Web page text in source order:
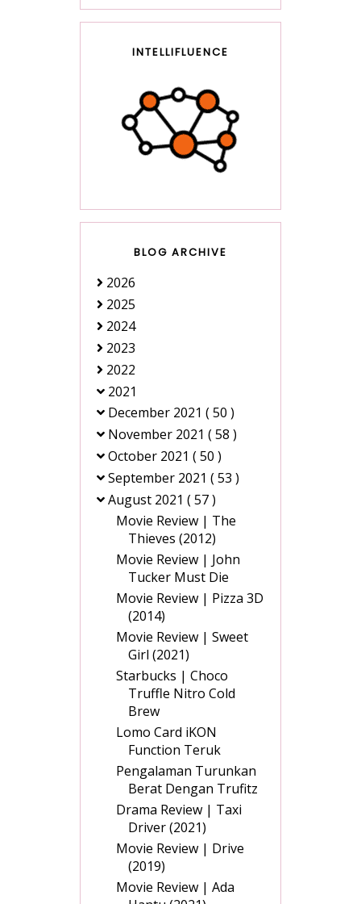
INTELLIFLUENCE
BLOG ARCHIVE
2026
2025
2024
2023
2022
2021
December 2021 ( 50 )
November 2021 ( 58 )
October 2021 ( 50 )
September 2021 ( 53 )
August 2021 ( 57 )
Movie Review | The
Thieves (2012)
Movie Review | John
Tucker Must Die
Movie Review | Pizza 3D
(2014)
Movie Review | Sweet
Girl (2021)
Starbucks | Choco
Truffle Nitro Cold
Brew
Lomo Card iKON
Function Teruk
Pengalaman Turunkan
Berat Dengan Trufitz
Drama Review | Taxi
Driver (2021)
Movie Review | Drive
(2019)
Movie Review | Ada